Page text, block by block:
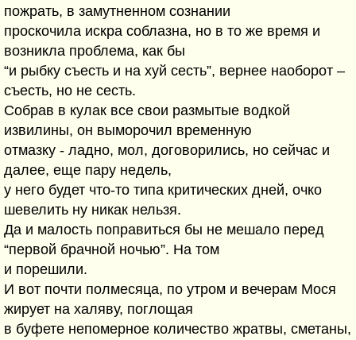
пожрать, в замутненном сознании
проскочила искра соблазна, но в то же время и
возникла проблема, как бы
“и рыбку съесть и на хуй сесть”, вернее наоборот –
съесть, но не сесть.
Собрав в кулак все свои размытые водкой
извилины, он выморочил временную
отмазку - ладно, мол, договорились, но сейчас и
далее, еще пару недель,
у него будет что-то типа критических дней, очко
шевелить ну никак нельзя.
Да и малость поправиться бы не мешало перед
“первой брачной ночью”. На том
и порешили.
И вот почти полмесяца, по утром и вечерам Мося
жирует на халяву, поглощая
в буфете непомерное количество жратвы, сметаны,